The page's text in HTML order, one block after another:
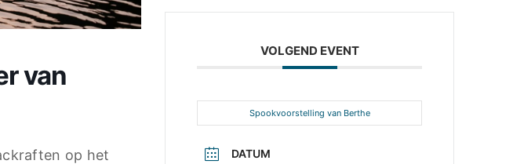
van
op het
VOLGEND EVENT
Spookvoorstelling van Berthe
DATUM